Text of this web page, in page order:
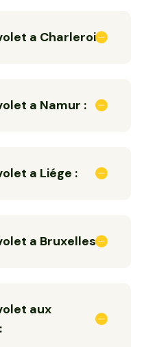
a Charleroi :
a Namur :
a Liége :
a Bruxelles :
aux